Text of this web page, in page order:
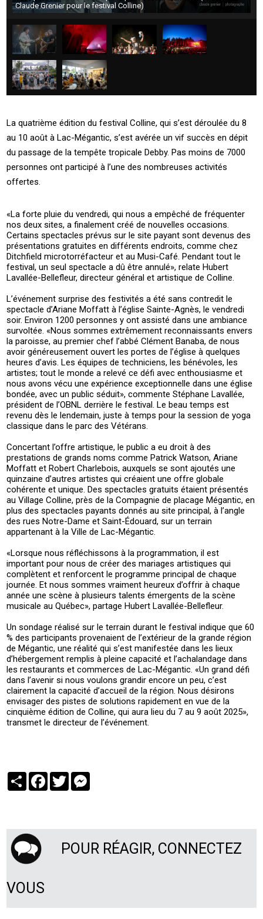
Claude Grenier pour le festival Colline)
La quatrième édition du festival Colline, qui s’est déroulée du 8
au 10 août à Lac-Mégantic, s’est avérée un vif succès en dépit
du passage de la tempête tropicale Debby. Pas moins de 7000
personnes ont participé à l’une des nombreuses activités
offertes.
«La forte pluie du vendredi, qui nous a empêché de fréquenter
nos deux sites, a finalement créé de nouvelles occasions.
Certains spectacles prévus sur le site payant sont devenus des
présentations gratuites en différents endroits, comme chez
Ditchfield microtorréfacteur et au Musi-Café. Pendant tout le
festival, un seul spectacle a dû être annulé», relate Hubert
Lavallée-Bellefleur, directeur général et artistique de Colline.
L’événement surprise des festivités a été sans contredit le
spectacle d’Ariane Moffatt à l’église Sainte-Agnès, le vendredi
soir. Environ 1200 personnes y ont assisté dans une ambiance
survoltée. «Nous sommes extrêmement reconnaissants envers
la paroisse, au premier chef l’abbé Clément Banaba, de nous
avoir généreusement ouvert les portes de l’église à quelques
heures d’avis. Les équipes de techniciens, les bénévoles, les
artistes; tout le monde a relevé ce défi avec enthousiasme et
nous avons vécu une expérience exceptionnelle dans une église
bondée, avec un public séduit», commente Stéphane Lavallée,
président de l’OBNL derrière le festival. Le beau temps est
revenu dès le lendemain, juste à temps pour la session de yoga
classique dans le parc des Vétérans.
Concertant l’offre artistique, le public a eu droit à des
prestations de grands noms comme Patrick Watson, Ariane
Moffatt et Robert Charlebois, auxquels se sont ajoutés une
quinzaine d’autres artistes qui créaient une offre globale
cohérente et unique. Des spectacles gratuits étaient présentés
au Village Colline, près de la Compagnie de placage Mégantic, en
plus des spectacles payants donnés au site principal, à l’angle
des rues Notre-Dame et Saint-Édouard, sur un terrain
appartenant à la Ville de Lac-Mégantic.
«Lorsque nous réfléchissons à la programmation, il est
important pour nous de créer des mariages artistiques qui
complètent et renforcent le programme principal de chaque
journée. Et nous sommes vraiment heureux d’offrir à chaque
année une scène à plusieurs talents émergents de la scène
musicale au Québec», partage Hubert Lavallée-Bellefleur.
Un sondage réalisé sur le terrain durant le festival indique que 60
% des participants provenaient de l’extérieur de la grande région
de Mégantic, une réalité qui s’est manifestée dans les lieux
d’hébergement remplis à pleine capacité et l’achalandage dans
les restaurants et commerces de Lac-Mégantic. «Un grand défi
dans l’avenir si nous voulons grandir encore un peu, c’est
clairement la capacité d’accueil de la région. Nous désirons
envisager des pistes de solutions rapidement en vue de la
cinquième édition de Colline, qui aura lieu du 7 au 9 août 2025»,
transmet le directeur de l’événement.
PartagerFacebook
Twitter
POUR RÉAGIR, CONNECTEZ
VOUS